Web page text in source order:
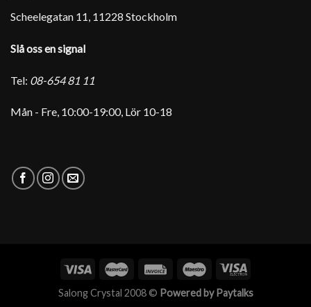
Scheelegatan 11, 11228 Stockholm
Slå oss en signal
Tel: 08-654 81 11
Mån - Fre, 10:00-19:00, Lör 10-18
Salong Crystal 2008 © Powered by Paytalks